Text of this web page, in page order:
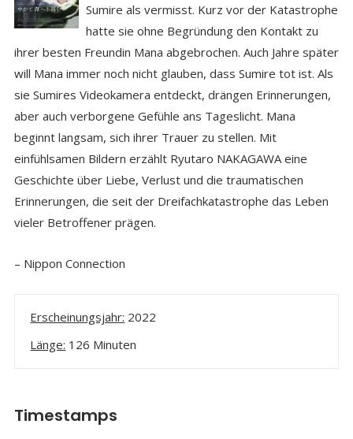
Sumire als vermisst. Kurz vor der Katastrophe
hatte sie ohne Begründung den Kontakt zu
ihrer besten Freundin Mana abgebrochen. Auch Jahre später
will Mana immer noch nicht glauben, dass Sumire tot ist. Als
sie Sumires Videokamera entdeckt, drängen Erinnerungen,
aber auch verborgene Gefühle ans Tageslicht. Mana
beginnt langsam, sich ihrer Trauer zu stellen. Mit
einfühlsamen Bildern erzählt Ryutaro NAKAGAWA eine
Geschichte über Liebe, Verlust und die traumatischen
Erinnerungen, die seit der Dreifachkatastrophe das Leben
vieler Betroffener prägen.
– Nippon Connection
Erscheinungsjahr: 2022
Länge: 126 Minuten
Timestamps